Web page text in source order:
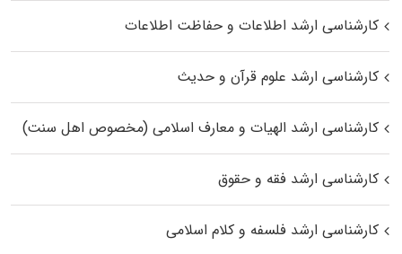
کارشناسی ارشد اطلاعات و حفاظت اطلاعات
کارشناسی ارشد علوم قرآن و حدیث
کارشناسی ارشد الهیات و معارف اسلامی (مخصوص اهل سنت)
کارشناسی ارشد فقه و حقوق
کارشناسی ارشد فلسفه و کلام اسلامی